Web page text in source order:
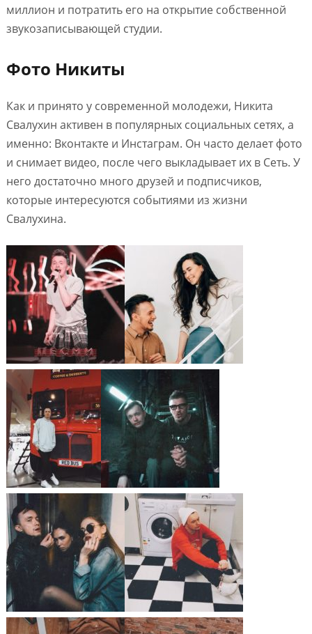
миллион и потратить его на открытие собственной
звукозаписывающей студии.
Фото Никиты
Как и принято у современной молодежи, Никита
Свалухин активен в популярных социальных сетях, а
именно: Вконтакте и Инстаграм. Он часто делает фото
и снимает видео, после чего выкладывает их в Сеть. У
него достаточно много друзей и подписчиков,
которые интересуются событиями из жизни
Свалухина.